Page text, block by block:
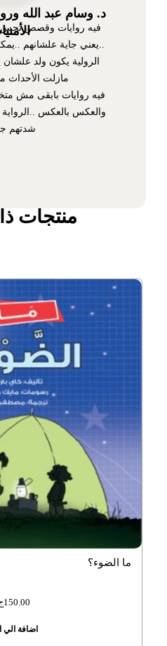
د. وسام عبد الله
فيه روايات وقصص تحس
..يعني جاية علشانهم
الرولية يكون ولد علشان
مازلت الأحداث
فيه روايات بابقى مش
والعكس بالعكس
شدتهم
منتجات
ما الضوء؟
اضافة الي
150.00